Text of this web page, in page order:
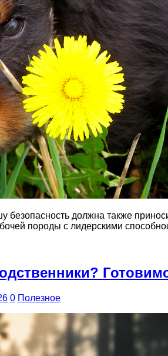
безопасность должна также
породы с лидерскими
0 Полезное